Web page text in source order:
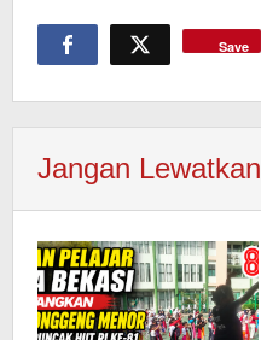
Save
Jangan Lewatkan